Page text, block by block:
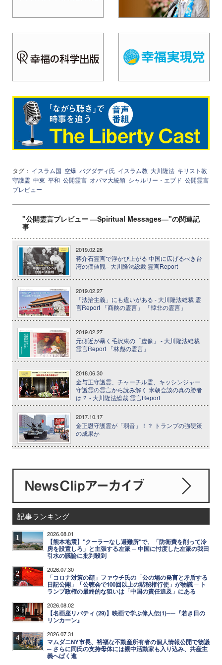
タグ： イスラム国 空爆 バグダディ氏 イスラム教 大川隆法 キリスト教
守護霊 中東 平和 公開霊言 オバマ大統領 シャルリー・エブド 公開霊言
プレビュー
"公開霊言プレビュー ―Spiritual Messages―"の関連記
事
2019.02.28
蒋介石霊言で浮かび上がる 中国に広げるべき台
湾の価値観 - 大川隆法総裁 霊言Report
2019.02.27
「法治主義」にも違いがある - 大川隆法総裁 霊
言Report 「商鞅の霊言」 「韓非の霊言」
2019.02.27
元側近が暴く毛沢東の「虚像」 - 大川隆法総裁
霊言Report 「林彪の霊言」
2018.06.30
金与正守護霊、チャーチル霊、キッシンジャー
守護霊の霊言から読み解く 米朝会談の真の勝者
は？ - 大川隆法総裁 霊言Report
2017.10.17
金正恩守護霊が「弱音」！？ トランプの強硬策
の成果か
記事ランキング
1 2026.08.01
【熊本地震】"クーラーなし避難所"で、「防衛費を削って冷
房を設置しろ」と主張する左派 ─ 中国に忖度した左派の我田
引水の議論に批判殺到
2 2026.07.30
「コロナ対策の顔」ファウチ氏の「公の場の発言と矛盾する
日記公開」「公聴会で100回以上の黙秘権行使」が物議 ─ ト
ランプ政権の最終的な狙いは「中国の責任追及」にある
3 2026.08.02
【名画座リバティ (29)】映画で学ぶ偉人伝(1)──『若き日の
リンカーン』
4 2026.07.31
マムダニNY市長、裕福な不動産所有者の個人情報公開で物議
─ さらに同氏の支持母体には親中活動家も入り込み、共産主
義へばく進